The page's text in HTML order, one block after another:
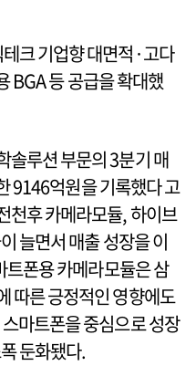
크 기업향 대면적·고다
BGA 등 공급을 확대했
솔루션 부문의 3분기 매
9146억원을 기록했다 고
천후 카메라모듈, 하이브
늘면서 매출 성장을 이
트폰용 카메라모듈은 삼
따른 긍정적인 영향에도
마트폰을 중심으로 성장
둔화됐다.